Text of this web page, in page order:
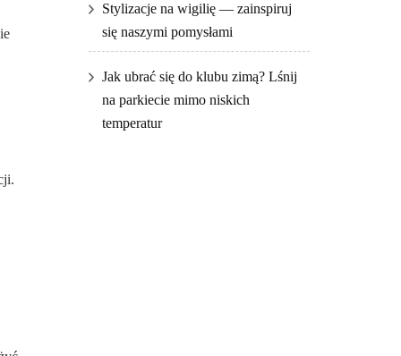
Stylizacje na wigilię — zainspiruj
się naszymi pomysłami
Jak ubrać się do klubu zimą? Lśnij
na parkiecie mimo niskich
temperatur